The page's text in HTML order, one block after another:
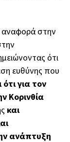
αναφορά στην
ότι
ευθύνης που
για τον
Κορινθία
ςκαι
ανάπτυξη